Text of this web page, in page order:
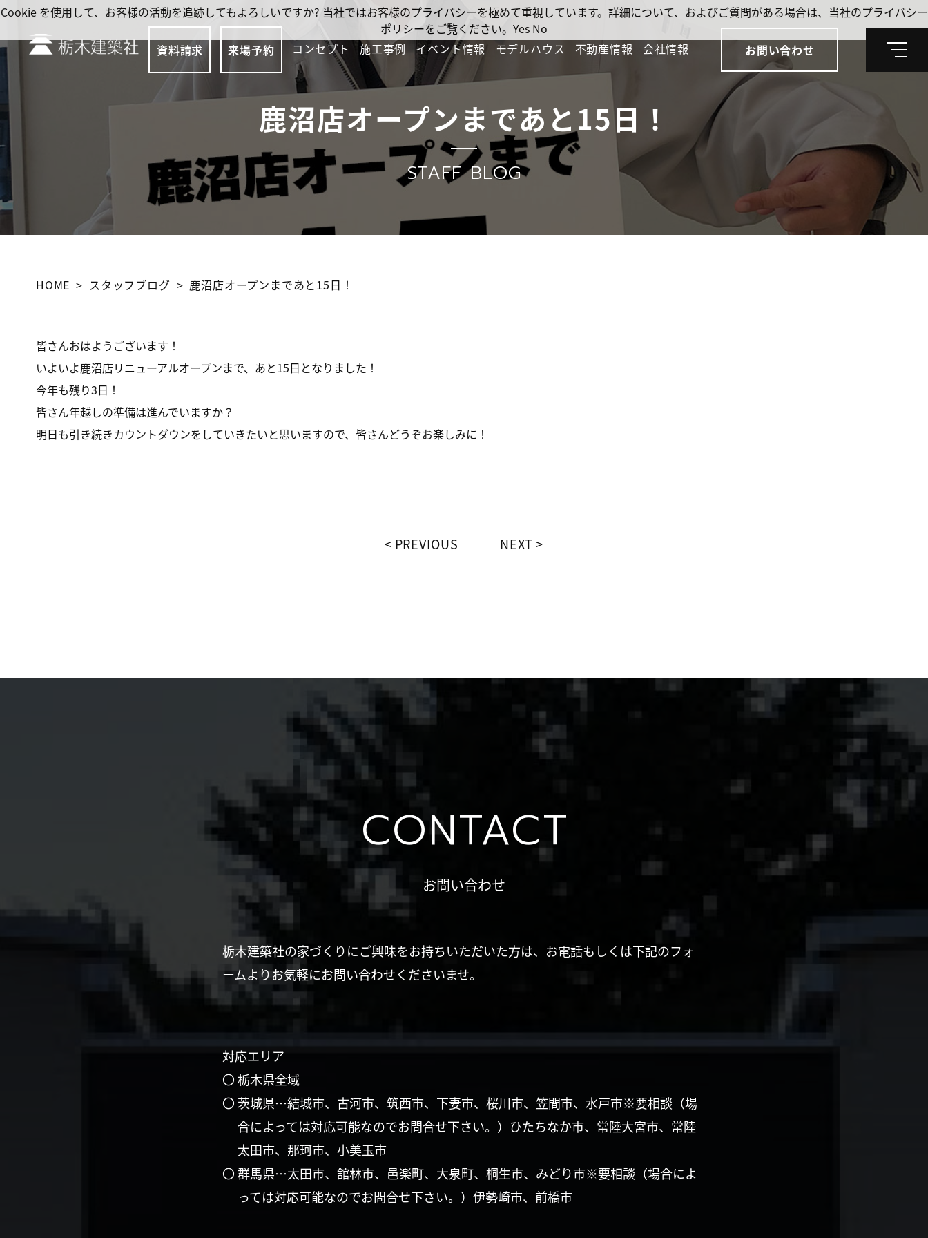
資料請求 来場予約 コンセプト 施工事例 イベント情報 モデルハウス 不動産情報 会社情報 お問い合わせ
メ
鹿沼店オープンまであと15日！
STAFF BLOG
HOME スタッフブログ 鹿沼店オープンまであと15日！
皆さんおはようございます！
いよいよ鹿沼店リニューアルオープンまで、あと15日となりました！
今年も残り3日！
皆さん年越しの準備は進んでいますか？
明日も引き続きカウントダウンをしていきたいと思いますので、皆さんどうぞお楽しみに！
PREVIOUS NEXT
CONTACT
お問い合わせ
栃木建築社の家づくりにご興味をお持ちいただいた方は、お電話もしくは下記のフォ
ームよりお気軽にお問い合わせくださいませ。
対応エリア
〇 栃木県全域
〇 茨城県…結城市、古河市、筑西市、下妻市、桜川市、笠間市、水戸市※要相談（場
合によっては対応可能なのでお問合せ下さい。）ひたちなか市、常陸大宮市、常陸
太田市、那珂市、小美玉市
〇 群馬県…太田市、舘林市、邑楽町、大泉町、桐生市、みどり市※要相談（場合によ
っては対応可能なのでお問合せ下さい。）伊勢崎市、前橋市
Cookie を使用して、お客様の活動を追跡してもよろしいですか? 当社ではお客様のプライバシーを極めて重視しています。詳細について、およびご質問がある場合は、当社のプライバシー
ポリシーをご覧ください。 Yes No